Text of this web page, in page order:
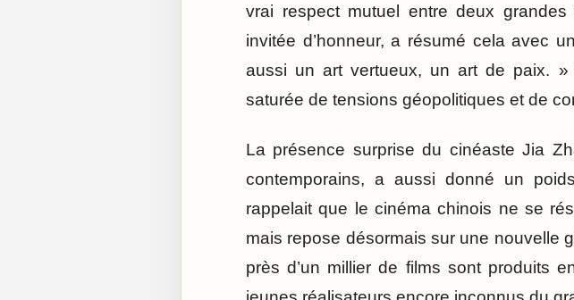
vrai respect mutuel entre deux grandes
invitée d’honneur, a résumé cela avec
aussi un art vertueux, un art de paix.
saturée de tensions géopolitiques et de
La présence surprise du cinéaste Jia
contemporains, a aussi donné un
rappelait que le cinéma chinois ne se
mais repose désormais sur une nouvelle
près d’un millier de films sont produits